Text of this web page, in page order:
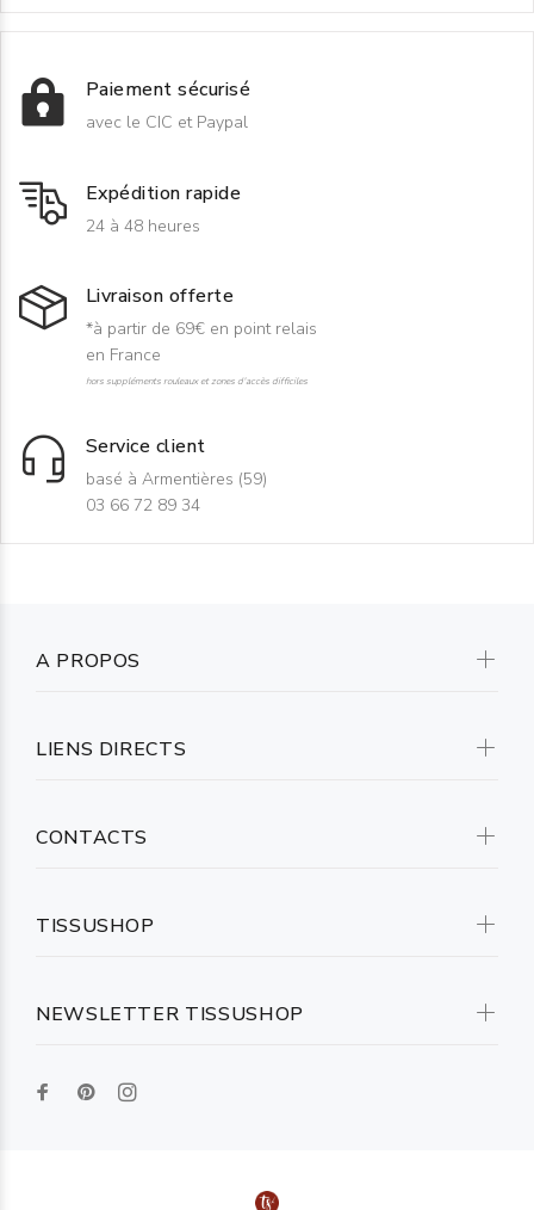
Paiement sécurisé
avec le CIC et Paypal
Expédition rapide
24 à 48 heures
Livraison offerte
*à partir de 69€ en point relais
en France
hors suppléments rouleaux et zones d'accès difficiles
Service client
basé à Armentières (59)
03 66 72 89 34
NEWSLETTER TISSUSHOP
A PROPOS
LIENS DIRECTS
CONTACTS
TISSUSHOP